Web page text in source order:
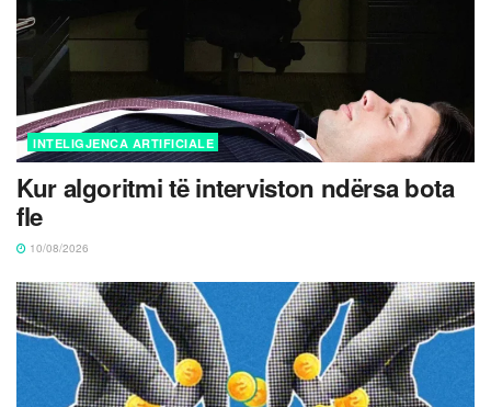
INTELIGJENCA ARTIFICIALE
Kur algoritmi të interviston ndërsa bota
fle
10/08/2026